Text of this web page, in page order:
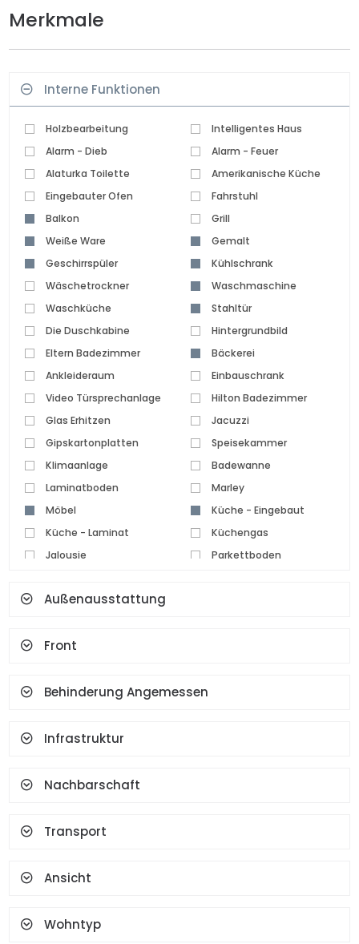
Merkmale
Interne Funktionen
Holzbearbeitung
Intelligentes Haus
Alarm - Dieb
Alarm - Feuer
Alaturka Toilette
Amerikanische Küche
Eingebauter Ofen
Fahrstuhl
Balkon
Grill
Weiße Ware
Gemalt
Geschirrspüler
Kühlschrank
Wäschetrockner
Waschmaschine
Waschküche
Stahltür
Die Duschkabine
Hintergrundbild
Eltern Badezimmer
Bäckerei
Ankleideraum
Einbauschrank
Video Türsprechanlage
Hilton Badezimmer
Glas Erhitzen
Jacuzzi
Gipskartonplatten
Speisekammer
Klimaanlage
Badewanne
Laminatboden
Marley
Möbel
Küche - Eingebaut
Küche - Laminat
Küchengas
Jalousie
Parkettboden
Set Top Kocher
Terrasse
Außenausstattung
Front
Behinderung Angemessen
Infrastruktur
Nachbarschaft
Transport
Ansicht
Wohntyp